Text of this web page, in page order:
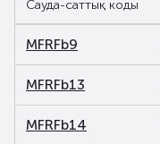
Сауда-саттық коды
MFRFb9
MFRFb13
MFRFb14